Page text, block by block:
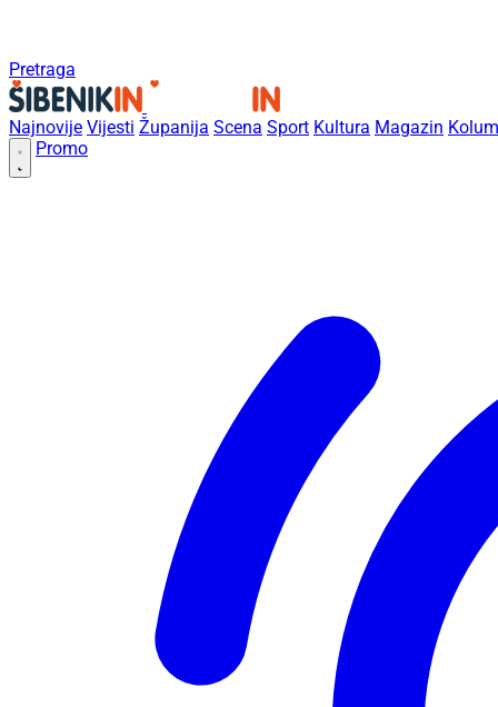
Pretraga
Najnovije Vijesti Županija Scena Sport Kultura Magazin
Promo